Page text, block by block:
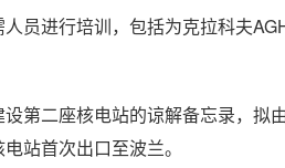
员进行培训，包括为克拉科夫
第二座核电站的谅解备忘录，
站首次出口至波兰。